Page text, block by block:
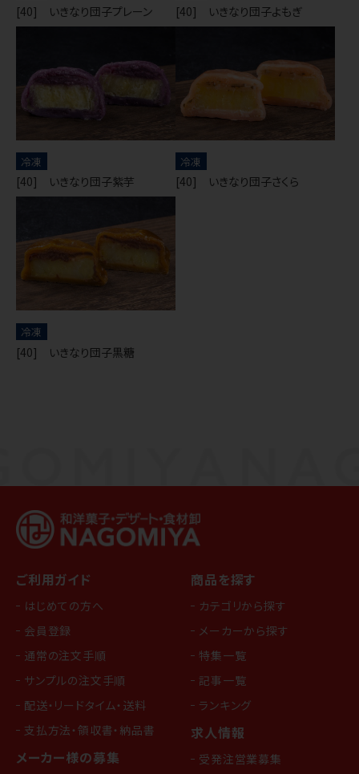
[40] いきなり団子プレーン [40] いきなり団子よもぎ
冷凍
[40] いきなり団子紫芋
冷凍
[40] いきなり団子さくら
冷凍
[40] いきなり団子黒糖
ご利用ガイド
はじめての方へ
会員登録
通常の注文手順
サンプルの注文手順
配送・リードタイム・送料
支払方法・領収書・納品書
メーカー様の募集
商品を探す
カテゴリから探す
メーカーから探す
特集一覧
記事一覧
ランキング
求人情報
受発注営業募集